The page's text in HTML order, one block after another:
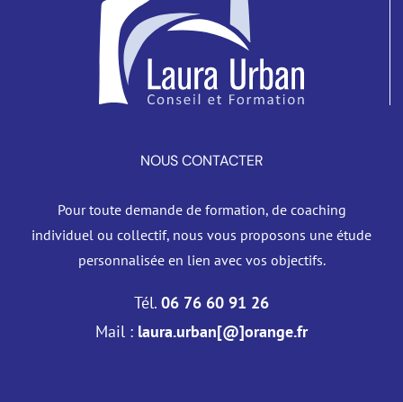
NOUS CONTACTER
Pour toute demande de formation, de coaching
individuel ou collectif, nous vous proposons une étude
personnalisée en lien avec vos objectifs.
Tél. 06 76 60 91 26
Mail : laura.urban[@]orange.fr